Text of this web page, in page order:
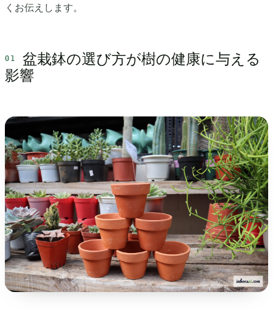
くお伝えします。
盆栽鉢の選び方が樹の健康に与える
影響